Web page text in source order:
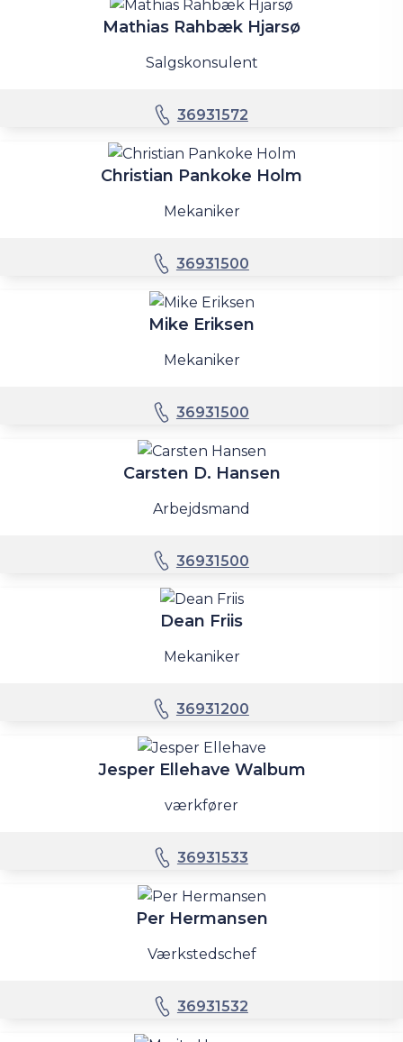
Mathias Rahbæk Hjarsø
Salgskonsulent
36931572
Christian Pankoke Holm
Mekaniker
36931500
Mike Eriksen
Mekaniker
36931500
Carsten D. Hansen
Arbejdsmand
36931500
Dean Friis
Mekaniker
36931200
Jesper Ellehave Walbum
værkfører
36931533
Per Hermansen
Værkstedschef
36931532